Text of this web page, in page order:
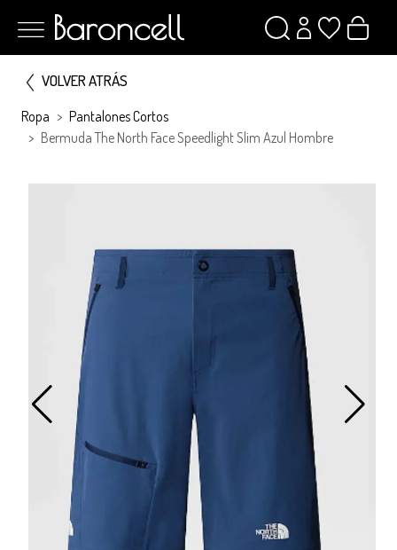
VOLVER ATRÁS
Ropa
Pantalones Cortos
Bermuda The North Face Speedlight Slim Azul Hombre